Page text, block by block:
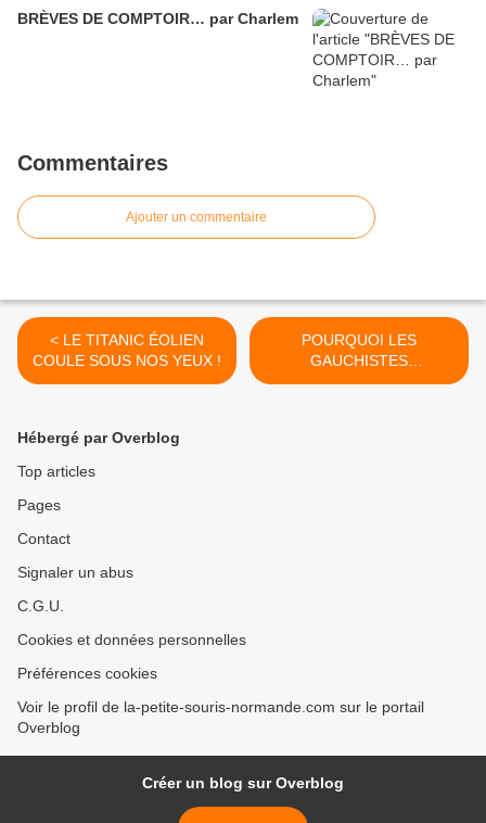
BRÈVES DE COMPTOIR… par Charlem
Commentaires
Ajouter un commentaire
< LE TITANIC ÉOLIEN
COULE SOUS NOS YEUX !
POURQUOI LES
GAUCHISTES
SOUTIENNENT LES
Hébergé par Overblog
Top articles
Pages
Contact
Signaler un abus
C.G.U.
Cookies et données personnelles
Préférences cookies
Voir le profil de la-petite-souris-normande.com sur le portail
Overblog
Créer un blog sur Overblog